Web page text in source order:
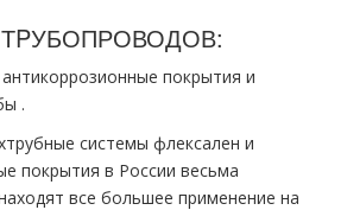
покрытия и
.
системы флексален и
покрытия в России весьма
все большее применение на